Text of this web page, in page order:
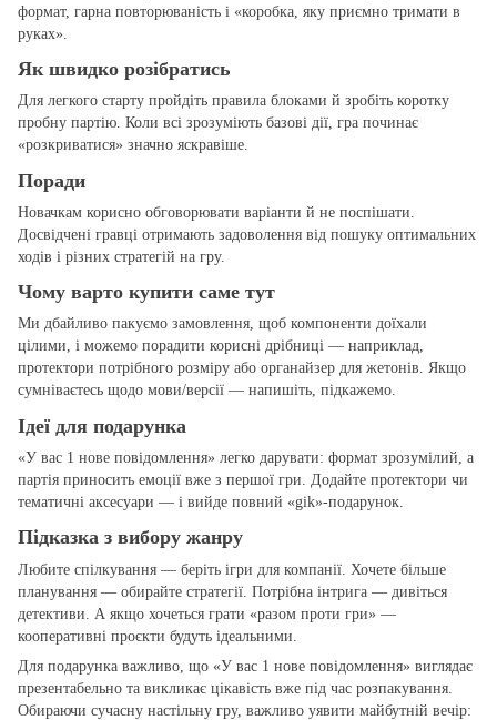
формат, гарна повторюваність і «коробка, яку приємно тримати в
руках».
Як швидко розібратись
Для легкого старту пройдіть правила блоками й зробіть коротку
пробну партію. Коли всі зрозуміють базові дії, гра починає
«розкриватися» значно яскравіше.
Поради
Новачкам корисно обговорювати варіанти й не поспішати.
Досвідчені гравці отримають задоволення від пошуку оптимальних
ходів і різних стратегій на гру.
Чому варто купити саме тут
Ми дбайливо пакуємо замовлення, щоб компоненти доїхали
цілими, і можемо порадити корисні дрібниці — наприклад,
протектори потрібного розміру або органайзер для жетонів. Якщо
сумніваєтесь щодо мови/версії — напишіть, підкажемо.
Ідеї для подарунка
«У вас 1 нове повідомлення» легко дарувати: формат зрозумілий, а
партія приносить емоції вже з першої гри. Додайте протектори чи
тематичні аксесуари — і вийде повний «gіk»‑подарунок.
Підказка з вибору жанру
Любите спілкування — беріть ігри для компанії. Хочете більше
планування — обирайте стратегії. Потрібна інтрига — дивіться
детективи. А якщо хочеться грати «разом проти гри» —
кооперативні проєкти будуть ідеальними.
Для подарунка важливо, що «У вас 1 нове повідомлення» виглядає
презентабельно та викликає цікавість вже під час розпакування.
Обираючи сучасну настільну гру, важливо уявити майбутній вечір: